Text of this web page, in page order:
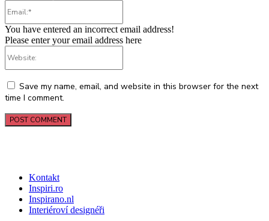
You have entered an incorrect email address!
Please enter your email address here
Save my name, email, and website in this browser for the next
time I comment.
Kontakt
Inspiri.ro
Inspirano.nl
Interiéroví designéři